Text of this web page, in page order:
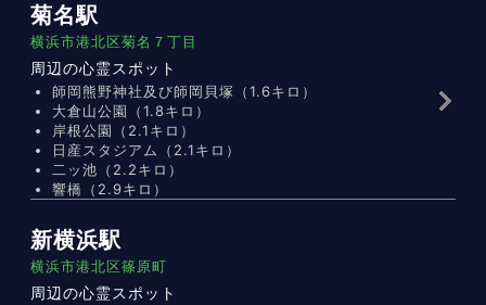
菊名駅
横浜市港北区菊名７丁目
周辺の心霊スポット
師岡熊野神社及び師岡貝塚（1.6キロ）
大倉山公園（1.8キロ）
岸根公園（2.1キロ）
日産スタジアム（2.1キロ）
二ッ池（2.2キロ）
響橋（2.9キロ）
新横浜駅
横浜市港北区篠原町
周辺の心霊スポット